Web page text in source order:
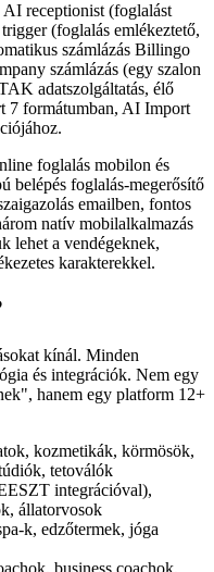
receptionist (foglalást
(foglalás emlékeztető,
számlázás Billingo
számlázás (egy szalon
adatszolgáltatás, élő
7 formátumban, AI Import
foglalás mobilon és
belépés foglalás-megerősítő
emailben, fontos
natív mobilalkalmazás
lehet a vendégeknek,
karakterekkel.
kínál. Minden
és integrációk. Nem egy
hanem egy platform 12+
kozmetikák, körmösök,
tetoválók
integrációval),
állatorvosok
k, edzőtermek, jóga